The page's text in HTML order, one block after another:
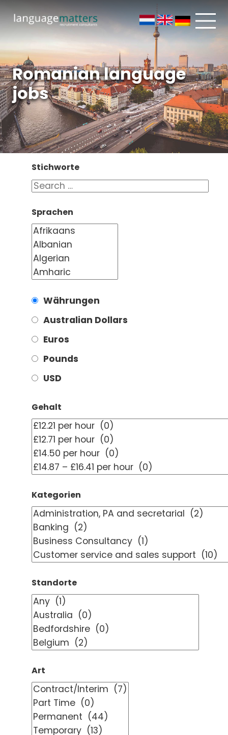
Romanian language
jobs
Stichworte
Sprachen
Währungen
Australian Dollars
Euros
Pounds
USD
Gehalt
Kategorien
Standorte
Art